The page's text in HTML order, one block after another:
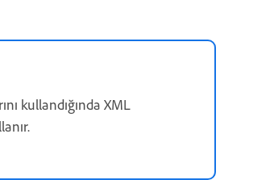
kullandığında XML